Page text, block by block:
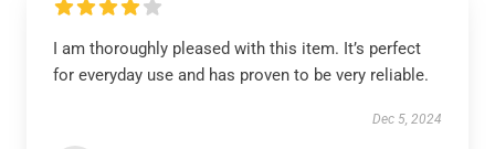
I am thoroughly pleased with this item. It’s perfect
for everyday use and has proven to be very reliable.
Dec 5, 2024